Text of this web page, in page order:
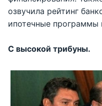
озвучила рейтинг
ипотечные программы
С высокой трибуны.